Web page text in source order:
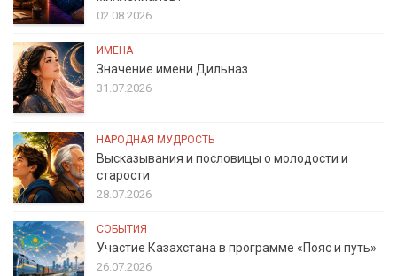
02.08.2026
ИМЕНА
Значение имени Дильназ
31.07.2026
НАРОДНАЯ МУДРОСТЬ
Высказывания и пословицы о молодости и
старости
28.07.2026
СОБЫТИЯ
Участие Казахстана в программе «Пояс и путь»
26.07.2026